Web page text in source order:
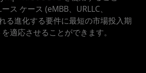
ス ケース (eMBB、URLLC、
る進化する要件に最短の市場投入期
適応させることができます。